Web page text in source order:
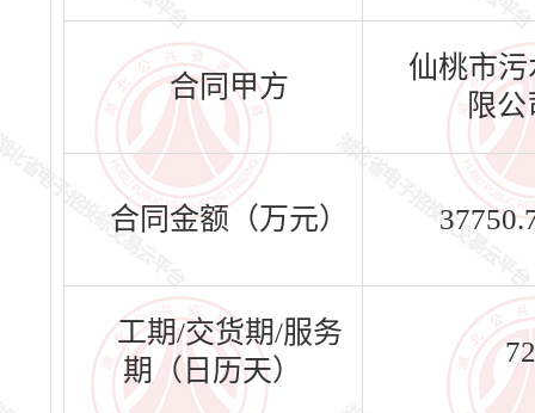
合同甲方
仙桃市
限公
合同金额（万元）
工期/交货期/服务
期（日历天）